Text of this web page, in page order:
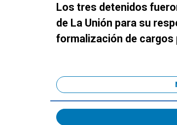
Los tres detenidos
de La Unión para su
formalización de cargos